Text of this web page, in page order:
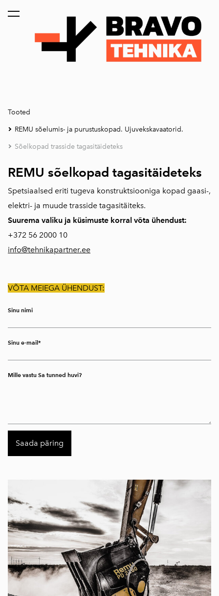
lisati ostukorvi. Vaata ostukorvi
Tooted
REMU sõelumis- ja purustuskopad. Ujuvekskavaatorid.
Sõelkopad trasside tagasitäideteks
REMU sõelkopad tagasitäideteks
Spetsiaalsed eriti tugeva konstruktsiooniga kopad gaasi-,
elektri- ja muude trasside tagasitäiteks.
Suurema valiku ja küsimuste korral võta ühendust:
+372 56 2000 10
info@tehnikapartner.ee
VÕTA MEIEGA ÜHENDUST:
Sinu nimi
Sinu e-mail
Mille vastu Sa tunned huvi?